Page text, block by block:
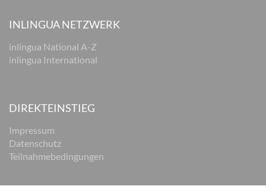
INLINGUA NETZWERK
inlingua National A-Z
inlingua International
DIREKTEINSTIEG
Impressum
Datenschutz
Teilnahmebedingungen